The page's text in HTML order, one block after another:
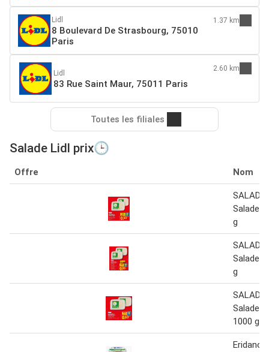
Lidl
8 Boulevard De Strasbourg, 75010
Paris
1.37 km
Lidl
83 Rue Saint Maur, 75011 Paris
2.60 km
Toutes les filiales
Salade Lidl prix🕒
Offre Nom
Salade
g
Salade
g
Salade
1000 g